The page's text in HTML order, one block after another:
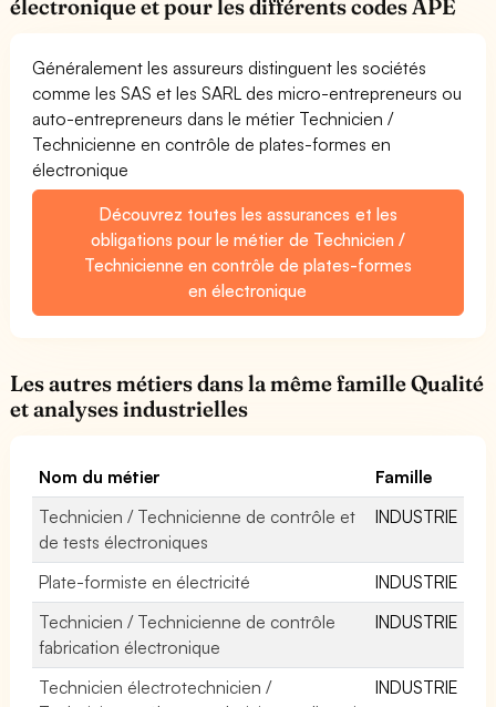
électronique et pour les différents codes APE
Généralement les assureurs distinguent les sociétés
comme les SAS et les SARL des micro-entrepreneurs ou
auto-entrepreneurs dans le métier Technicien /
Technicienne en contrôle de plates-formes en
électronique
Découvrez toutes les assurances et les
obligations pour le métier de Technicien /
Technicienne en contrôle de plates-formes
en électronique
Les autres métiers dans la même famille Qualité
et analyses industrielles
Nom du métier
Famille
Technicien / Technicienne de contrôle et
de tests électroniques
INDUSTRIE
Plate-formiste en électricité
INDUSTRIE
Technicien / Technicienne de contrôle
fabrication électronique
INDUSTRIE
Technicien électrotechnicien /
INDUSTRIE